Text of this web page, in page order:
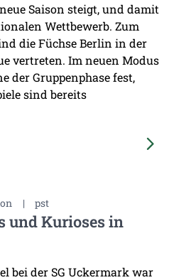
Saison steigt, und damit
Wettbewerb. Zum
die Füchse Berlin in der
vertreten. Im neuen Modus
der Gruppenphase fest,
sind bereits
| pst
und Kurioses in
bei der SG Uckermark war